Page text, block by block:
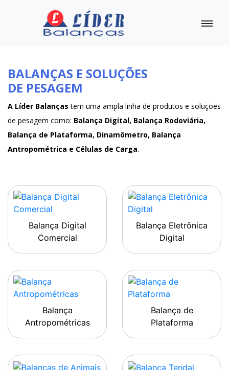
BALANÇAS E SOLUÇÕES
DE PESAGEM
A Líder Balanças tem uma ampla linha de produtos e soluções
de pesagem como: Balança Digital, Balança Rodoviária,
Balança de Plataforma, Dinamômetro, Balança
Antropométrica e Células de Carga.
Balança Digital
Comercial
Balança Eletrônica
Digital
Balança
Antropométricas
Balança de
Plataforma